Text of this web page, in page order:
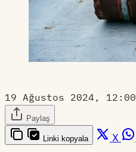
19 Ağustos 2024, 12:00
Paylaş
Linki kopyala X